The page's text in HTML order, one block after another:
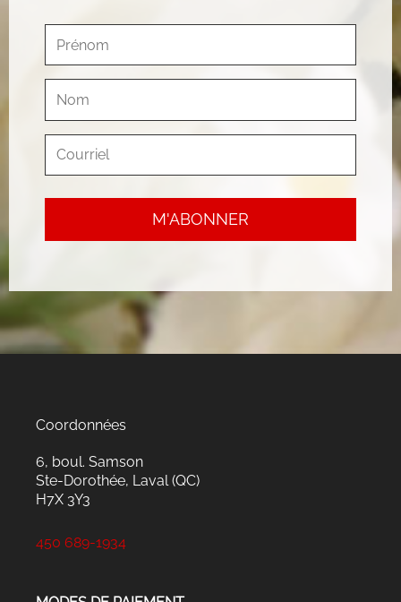
Coordonnées
6, boul. Samson
Ste-Dorothée, Laval (QC)
H7X 3Y3
450 689-1934